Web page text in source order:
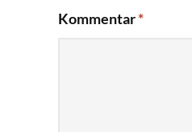
Kommentar*